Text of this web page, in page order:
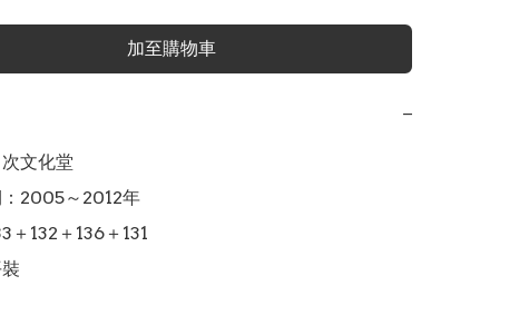
加至購物車
−
文化堂
2005～2012年
＋132＋136＋131